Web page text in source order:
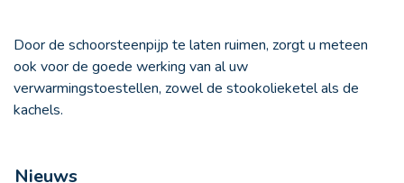
Door de schoorsteenpijp te laten ruimen, zorgt u meteen
ook voor de goede werking van al uw
verwarmingstoestellen, zowel de stookolieketel als de
kachels.
Nieuws